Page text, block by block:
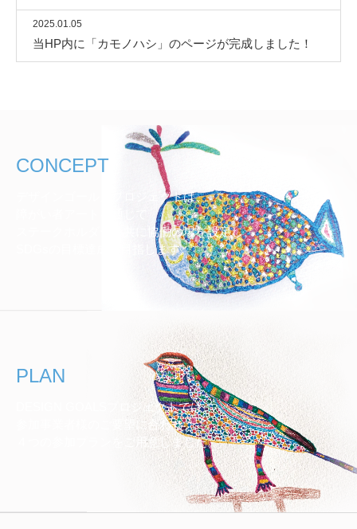
2025.01.05
当HP内に「カモノハシ」のページが完成しました！
CONCEPT
デザインゴールズプロジェクトは、
ステークホルダーと共に協働の場を設定し、
SDGsの目標達成を目指します。
PLAN
DESIGN GOALSプロジェクトでは、
参加事業者様のご要望に合わせ
４つの参加プランをご用意しました。